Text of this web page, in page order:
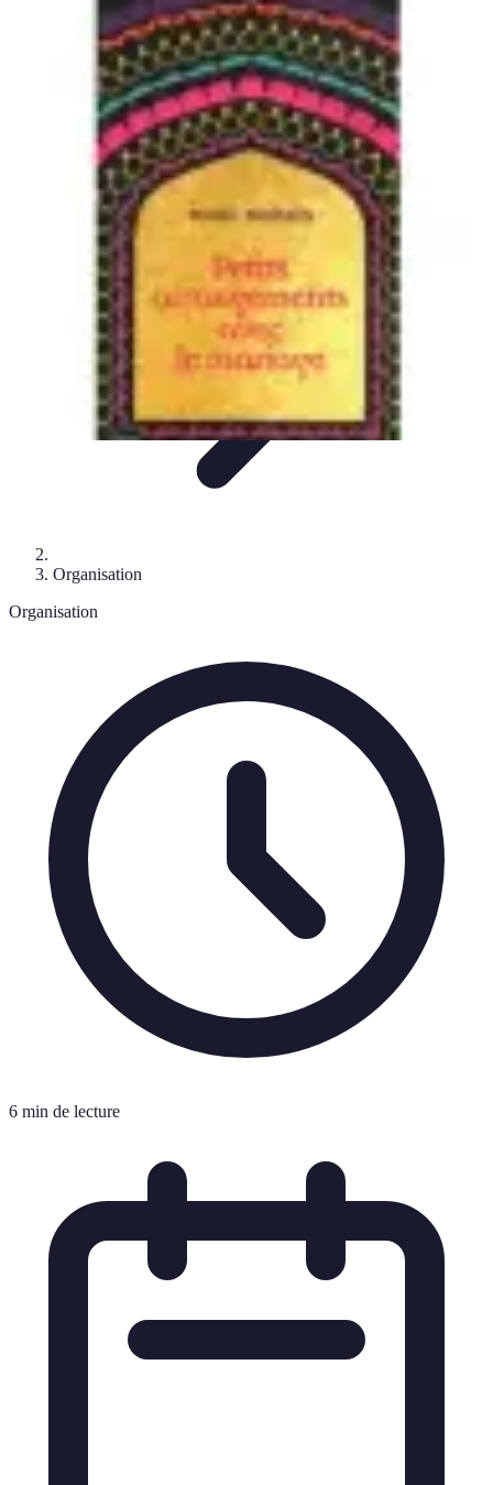
Mariage et Union
Musique et AnimationRituels et TraditionsCélébrations
CérémonieOrganisation de Mariage
Mariage et Union
Organisation
Organisation
6 min de lecture